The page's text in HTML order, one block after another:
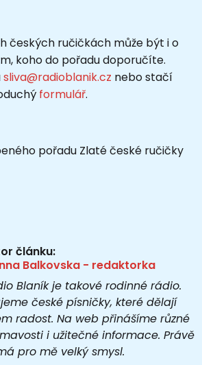
českých ručičkách může být i o
koho do pořadu doporučíte.
sliva@radioblanik.cz nebo stačí
formulář.
pořadu Zlaté české ručičky
článku:
Balkovska - redaktorka
Blaník je takové rodinné rádio.
české písničky, které dělají
radost. Na web přinášíme různé
i užitečné informace. Právě
pro mě velký smysl.